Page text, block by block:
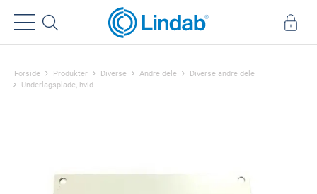
Forside Produkter Diverse Andre dele
Diverse andre dele
Underlagsplade, hvid